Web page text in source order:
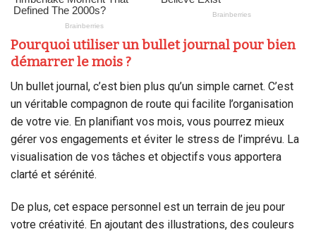
Pourquoi utiliser un bullet journal pour bien
démarrer le mois ?
Un bullet journal, c’est bien plus qu’un simple carnet. C’est
un véritable compagnon de route qui facilite l’organisation
de votre vie. En planifiant vos mois, vous pourrez mieux
gérer vos engagements et éviter le stress de l’imprévu. La
visualisation de vos tâches et objectifs vous apportera
clarté et sérénité.
De plus, cet espace personnel est un terrain de jeu pour
votre créativité. En ajoutant des illustrations, des couleurs